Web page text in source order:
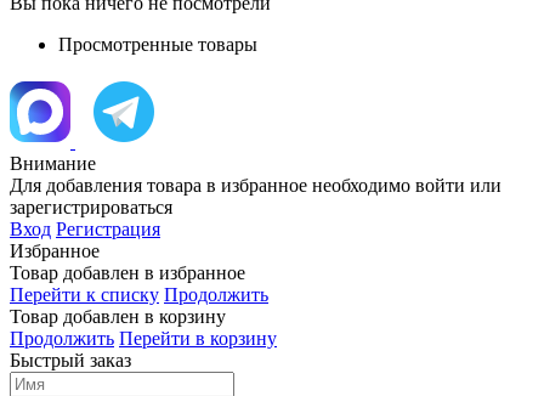
Просмотренные товары
Внимание
Для добавления товара в избранное необходимо войти или
зарегистрироваться
Вход Регистрация
Избранное
Товар добавлен в избранное
Перейти к списку Продолжить
Товар добавлен в корзину
Продолжить Перейти в корзину
Быстрый заказ